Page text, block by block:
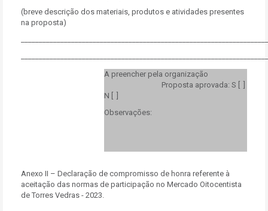
(breve descrição dos materiais, produtos e atividades presentes
na proposta)
A preencher pela organização
Proposta aprovada: S [ ]
N [ ]
Observações:
Anexo II – Declaração de compromisso de honra referente à
aceitação das normas de participação no Mercado Oitocentista
de Torres Vedras - 2023.